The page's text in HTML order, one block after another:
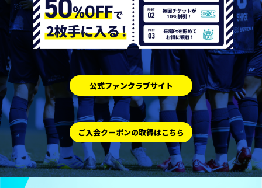
公式ファンクラブサイト
ご入会クーポンの取得はこちら